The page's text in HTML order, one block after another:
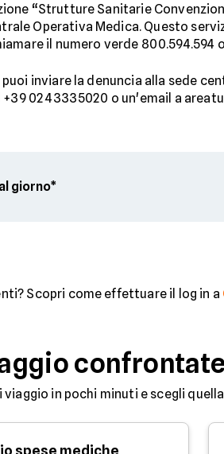
“Strutture Sanitarie
Operativa Medica. Questo
il numero verde 800.594.594
inviare la denuncia alla sede
+39 02 43335020 o un'email a
giorno*
Scopri come effettuare il log in a
confrontate
in pochi minuti e scegli
spese mediche